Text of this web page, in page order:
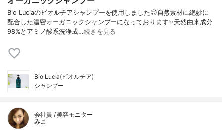
Bio Luciaのビオルチアシャンプーを使用しました😊自然素材に絶妙に
配合した濃密オーガニックシャンプーになっております✨天然由来成分
98%とアミノ酸系洗浄成…続きを見る
Bio Lucia(ビオルチア)
シャンプー
会社員 / 美容モニター
みこ